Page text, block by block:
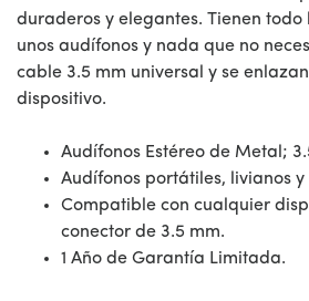
duraderos y elegantes. Tienen todo
unos audífonos y nada que no
cable 3.5 mm universal y se
dispositivo.
Audífonos Estéreo de Metal;
Audífonos portátiles, livianos
Compatible con cualquier
conector de 3.5 mm.
1 Año de Garantía Limitada.